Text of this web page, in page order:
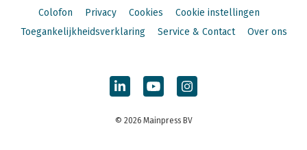
Colofon
Privacy Cookies
Cookie instellingen
Toegankelijkheidsverklaring
Service & Contact Over ons
© 2026 Mainpress BV